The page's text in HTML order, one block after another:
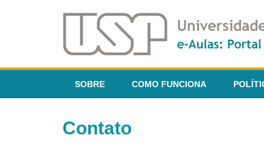
SOBRE COMO FUNCIONA
Contato